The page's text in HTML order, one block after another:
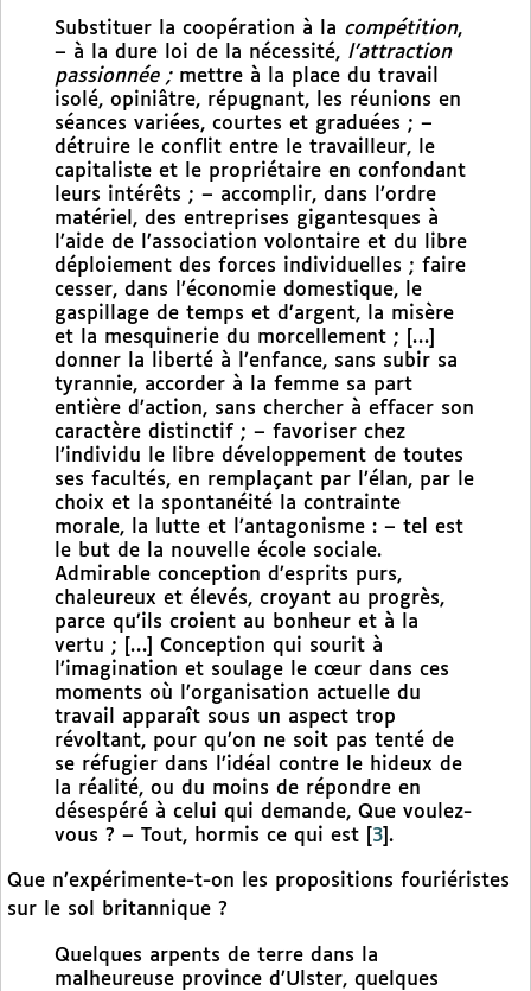
Substituer la coopération à la compétition,
– à la dure loi de la nécessité, l’attraction
passionnée ; mettre à la place du travail
isolé, opiniâtre, répugnant, les réunions en
séances variées, courtes et graduées ; –
détruire le conflit entre le travailleur, le
capitaliste et le propriétaire en confondant
leurs intérêts ; – accomplir, dans l’ordre
matériel, des entreprises gigantesques à
l’aide de l’association volontaire et du libre
déploiement des forces individuelles ; faire
cesser, dans l’économie domestique, le
gaspillage de temps et d’argent, la misère
et la mesquinerie du morcellement ; […]
donner la liberté à l’enfance, sans subir sa
tyrannie, accorder à la femme sa part
entière d’action, sans chercher à effacer son
caractère distinctif ; – favoriser chez
l’individu le libre développement de toutes
ses facultés, en remplaçant par l’élan, par le
choix et la spontanéité la contrainte
morale, la lutte et l’antagonisme : – tel est
le but de la nouvelle école sociale.
Admirable conception d’esprits purs,
chaleureux et élevés, croyant au progrès,
parce qu’ils croient au bonheur et à la
vertu ; […] Conception qui sourit à
l’imagination et soulage le cœur dans ces
moments où l’organisation actuelle du
travail apparaît sous un aspect trop
révoltant, pour qu’on ne soit pas tenté de
se réfugier dans l’idéal contre le hideux de
la réalité, ou du moins de répondre en
désespéré à celui qui demande, Que voulez-
vous ? – Tout, hormis ce qui est
3 .
Que n’expérimente-t-on les propositions fouriéristes
sur le sol britannique ?
Quelques arpents de terre dans la
malheureuse province d’Ulster, quelques